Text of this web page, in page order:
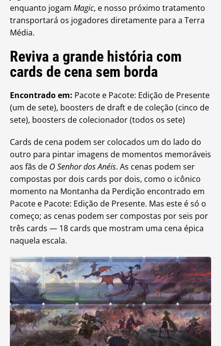
enquanto jogam Magic, e nosso próximo tratamento
transportará os jogadores diretamente para a Terra
Média.
Reviva a grande história com
cards de cena sem borda
Encontrado em: Pacote e Pacote: Edição de Presente
(um de sete), boosters de draft e de coleção (cinco de
sete), boosters de colecionador (todos os sete)
Cards de cena podem ser colocados um do lado do
outro para pintar imagens de momentos memoráveis
aos fãs de O Senhor dos Anéis. As cenas podem ser
compostas por dois cards por dois, como o icônico
momento na Montanha da Perdição encontrado em
Pacote e Pacote: Edição de Presente. Mas este é só o
começo; as cenas podem ser compostas por seis por
três cards — 18 cards que mostram uma cena épica
naquela escala.